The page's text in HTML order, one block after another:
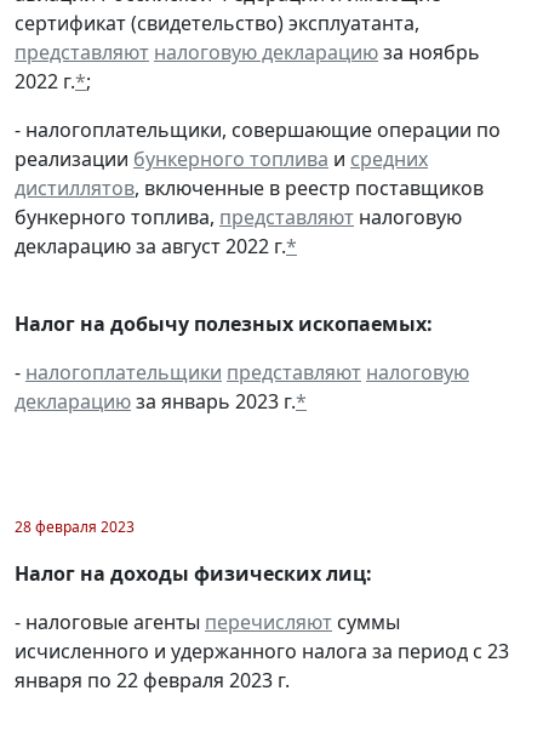
сертификат (свидетельство) эксплуатанта,
представляют налоговую декларациюза ноябрь
2022 г.*;
- налогоплательщики, совершающие операции по
реализации бункерного топлива и средних
дистиллятов, включенные в реестр поставщиков
бункерного топлива, представляют налоговую
декларацию за август 2022 г.*
Налог на добычу полезных ископаемых:
- налогоплательщики представляют налоговую
декларациюза январь 2023 г.*
28 февраля 2023
Налог на доходы физических лиц:
- налоговые агенты перечисляют суммы
исчисленного и удержанного налога за период с 23
января по 22 февраля 2023 г.